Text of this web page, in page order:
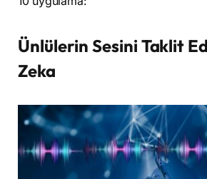
Ünlülerin Sesini Taklit
Zeka